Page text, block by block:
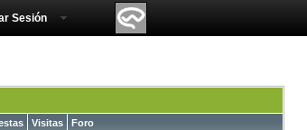
Sesión
Visitas
Foro